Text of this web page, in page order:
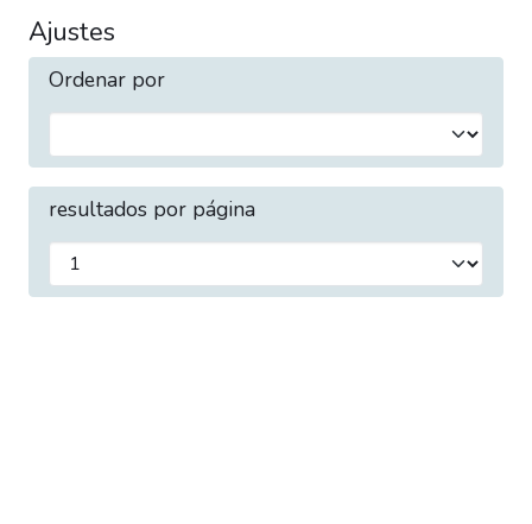
Ajustes
Ordenar por
resultados por página